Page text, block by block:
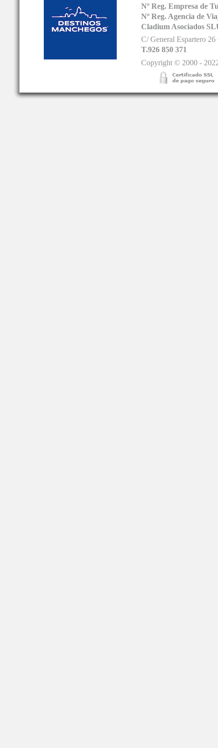
Nº Reg. Empresa de
Nº Reg. Agencia de
Cladium Asociados
C/ General Espartero
T.926 850 371
Copyright © 2000 -